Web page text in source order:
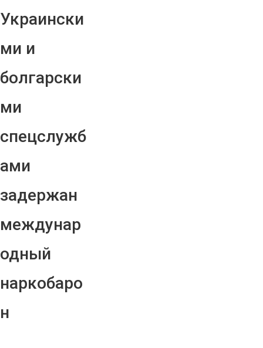
Украински
ми и
болгарски
ми
спецслужб
ами
задержан
междунар
одный
наркобаро
н